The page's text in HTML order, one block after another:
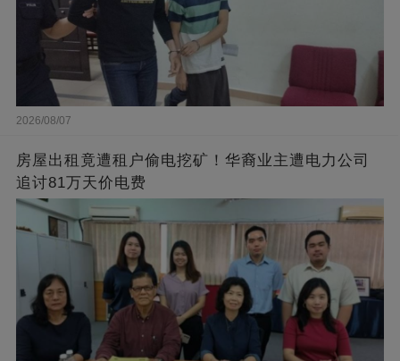
2026/08/07
房屋出租竟遭租户偷电挖矿！华裔业主遭电力公司
追讨81万天价电费